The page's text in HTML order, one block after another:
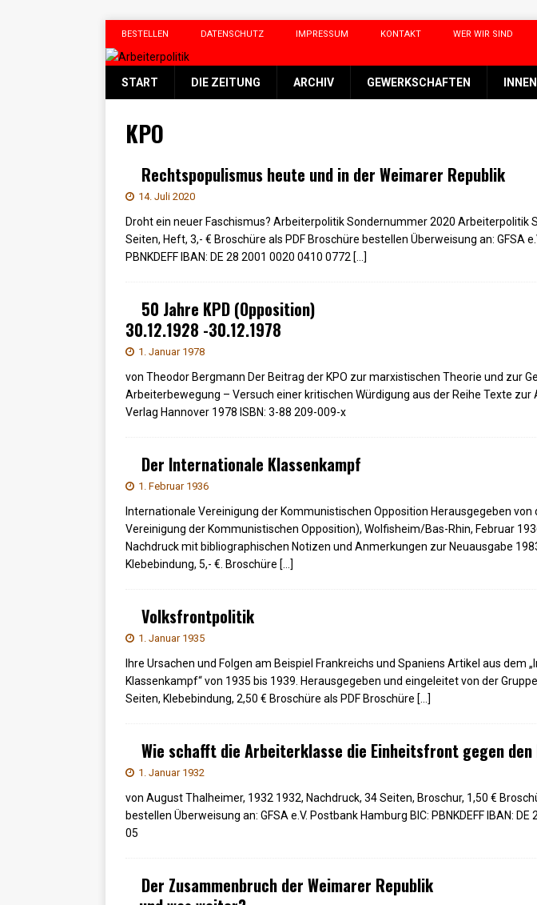
BESTELLEN DATENSCHUTZ IMPRESSUM KONTAKT WER WIR SIND
START DIE ZEITUNG ARCHIV GEWERKSCHAFTEN
KPO
Rechtspopulismus heute und in der Weimarer Republik
14. Juli 2020
Droht ein neuer Faschismus? Arbeiterpolitik Sondernummer 2020 Arbeiterpolitik
Seiten, Heft, 3,- € Broschüre als PDF Broschüre bestellen Überweisung an: GFSA
PBNKDEFF IBAN: DE 28 2001 0020 0410 0772 […]
50 Jahre KPD (Opposition)
30.12.1928 -30.12.1978
1. Januar 1978
von Theodor Bergmann Der Beitrag der KPO zur marxistischen Theorie und zur
Arbeiterbewegung – Versuch einer kritischen Würdigung aus der Reihe Texte zur
Verlag Hannover 1978 ISBN: 3-88 209-009-x
Der Internationale Klassenkampf
1. Februar 1936
Internationale Vereinigung der Kommunistischen Opposition Herausgegeben von
Vereinigung der Kommunistischen Opposition), Wolfisheim/Bas-Rhin, Februar
Nachdruck mit bibliographischen Notizen und Anmerkungen zur Neuausgabe
Klebebindung, 5,- €. Broschüre […]
Volksfrontpolitik
1. Januar 1935
Ihre Ursachen und Folgen am Beispiel Frankreichs und Spaniens Artikel aus dem
Klassenkampf“ von 1935 bis 1939. Herausgegeben und eingeleitet von der
Seiten, Klebebindung, 2,50 € Broschüre als PDF Broschüre […]
Wie schafft die Arbeiterklasse die Einheitsfront gegen den
1. Januar 1932
von August Thalheimer, 1932 1932, Nachdruck, 34 Seiten, Broschur, 1,50 €
bestellen Überweisung an: GFSA e.V. Postbank Hamburg BIC: PBNKDEFF IBAN:
05
Der Zusammenbruch der Weimarer Republik